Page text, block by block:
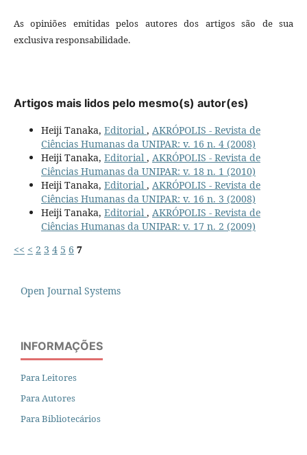
As opiniões emitidas pelos autores dos artigos são de sua
exclusiva responsabilidade.
Artigos mais lidos pelo mesmo(s) autor(es)
Heiji Tanaka, Editorial , AKRÓPOLIS - Revista de
Ciências Humanas da UNIPAR: v. 16 n. 4 (2008)
Heiji Tanaka, Editorial , AKRÓPOLIS - Revista de
Ciências Humanas da UNIPAR: v. 18 n. 1 (2010)
Heiji Tanaka, Editorial , AKRÓPOLIS - Revista de
Ciências Humanas da UNIPAR: v. 16 n. 3 (2008)
Heiji Tanaka, Editorial , AKRÓPOLIS - Revista de
Ciências Humanas da UNIPAR: v. 17 n. 2 (2009)
<< < 2 3 4 5 6 7
Open Journal Systems
INFORMAÇÕES
Para Leitores
Para Autores
Para Bibliotecários